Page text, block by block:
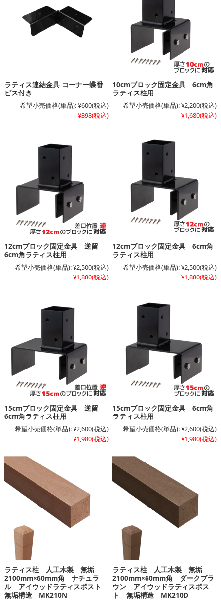
ラティス連結金具 コーナー蝶番
ビス付き
希望小売価格(単品):¥600(税込)
¥398(税込)
10cmブロック固定金具 6cm角
ラティス柱用
希望小売価格(単品):¥2,200(税込)
¥1,680(税込)
12cmブロック固定金具 逆留
6cm角ラティス柱用
希望小売価格(単品):¥2,500(税込)
¥1,880(税込)
12cmブロック固定金具 6cm角
ラティス柱用
希望小売価格(単品):¥2,500(税込)
¥1,880(税込)
15cmブロック固定金具 逆留
6cm角ラティス柱用
希望小売価格(単品):¥2,600(税込)
¥1,980(税込)
15cmブロック固定金具 6cm角
ラティス柱用
希望小売価格(単品):¥2,600(税込)
¥1,980(税込)
ラティス柱 人工木製 無垢
2100mm×60mm角 ナチュラ
ル アイウッドラティスポスト
無垢構造 MK210N
ラティス柱 人工木製 無垢
2100mm×60mm角 ダークブラ
ウン アイウッドラティスポス
ト 無垢構造 MK210D